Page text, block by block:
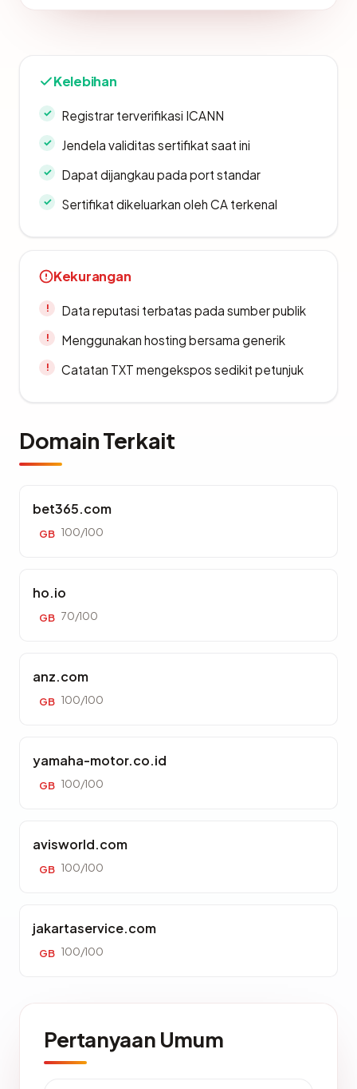
Kelebihan
Registrar terverifikasi ICANN
Jendela validitas sertifikat saat ini
Dapat dijangkau pada port standar
Sertifikat dikeluarkan oleh CA terkenal
Kekurangan
Data reputasi terbatas pada sumber publik
Menggunakan hosting bersama generik
Catatan TXT mengekspos sedikit petunjuk
Domain Terkait
bet365.com
GB 100/100
ho.io
GB 70/100
anz.com
GB 100/100
yamaha-motor.co.id
GB 100/100
avisworld.com
GB 100/100
jakartaservice.com
GB 100/100
Pertanyaan Umum